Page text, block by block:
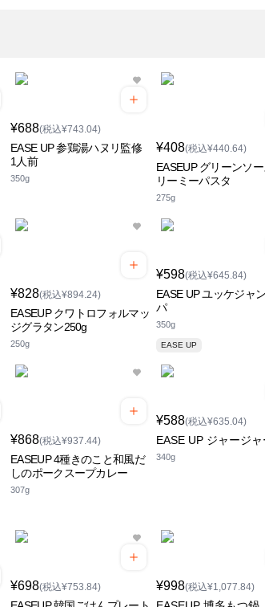
¥688(税込¥743.04)
EASE UP 参鶏湯ハヌリ監修
1人前
350g
¥408(税込¥440.64)
EASEUP グリーンソ
リーミーパスタ
275g
¥828(税込¥894.24)
EASEUP クワトロフォルマッ
ジグラタン250g
250g
¥598(税込¥645.84)
EASE UP ユッケジャ
パ
350g
EASE UP
¥868(税込¥937.44)
EASEUP 4種きのこと和風だ
しのポークスープカレー
307g
¥588(税込¥635.04)
EASE UP ジャージャ
340g
¥698(税込¥753.84) ¥998(税込¥1,077.84)